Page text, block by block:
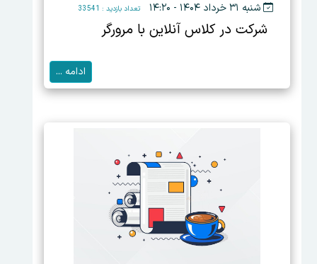
شنبه ۳۱ خرداد ۱۴۰۴ - ۱۴:۲۰ تعداد بازدید : 33541
شرکت در کلاس آنلاین با مرورگر
ادامه ...